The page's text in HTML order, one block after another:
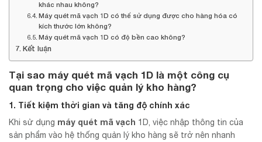
khác nhau không?
Máy quét mã vạch 1D có thể sử dụng được cho hàng hóa có
kích thước lớn không?
Máy quét mã vạch 1D có độ bền cao không?
Kết luận
Tại sao máy quét mã vạch 1D là một công cụ
quan trọng cho việc quản lý kho hàng?
1. Tiết kiệm thời gian và tăng độ chính xác
Khi sử dụng máy quét mã vạch 1D, việc nhập thông tin của
sản phẩm vào hệ thống quản lý kho hàng sẽ trở nên nhanh